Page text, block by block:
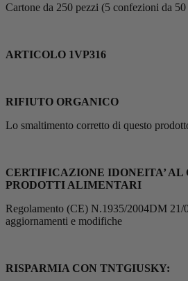
Cartone da 250 pezzi (5 confezioni da 50
ARTICOLO 1VP316
RIFIUTO ORGANICO
Lo smaltimento corretto di questo
CERTIFICAZIONE IDONEITA’ AL
PRODOTTI ALIMENTARI
Regolamento (CE) N.1935/2004DM 21/
aggiornamenti e modifiche
RISPARMIA CON TNTGIUSKY: